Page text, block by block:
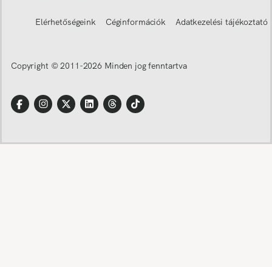
Elérhetőségeink Céginformációk Adatkezelési tájékoztató
Copyright © 2011-2026 Minden jog fenntartva